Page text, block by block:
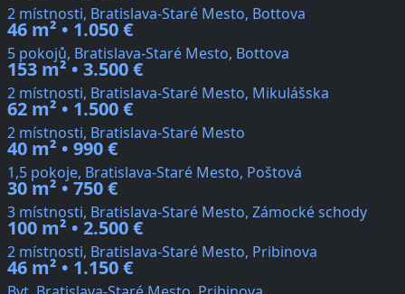
2 místnosti, Bratislava-Staré Mesto, Bottova
46 m² • 1.050 €
5 pokojů, Bratislava-Staré Mesto, Bottova
153 m² • 3.500 €
2 místnosti, Bratislava-Staré Mesto, Mikulášska
62 m² • 1.500 €
2 místnosti, Bratislava-Staré Mesto
40 m² • 990 €
1,5 pokoje, Bratislava-Staré Mesto, Poštová
30 m² • 750 €
3 místnosti, Bratislava-Staré Mesto, Zámocké schody
100 m² • 2.500 €
2 místnosti, Bratislava-Staré Mesto, Pribinova
46 m² • 1.150 €